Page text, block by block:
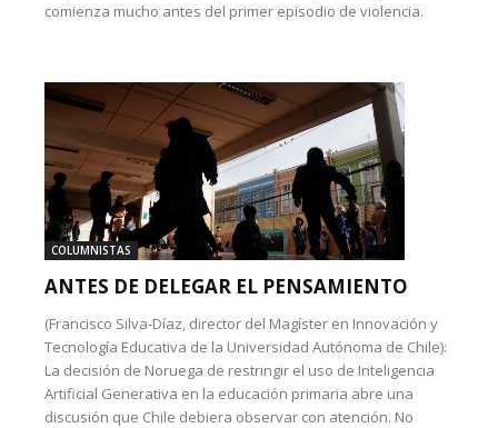
comienza mucho antes del primer episodio de violencia.
COLUMNISTAS
ANTES DE DELEGAR EL PENSAMIENTO
(Francisco Silva-Díaz, director del Magíster en Innovación y
Tecnología Educativa de la Universidad Autónoma de Chile):
La decisión de Noruega de restringir el uso de Inteligencia
Artificial Generativa en la educación primaria abre una
discusión que Chile debiera observar con atención. No